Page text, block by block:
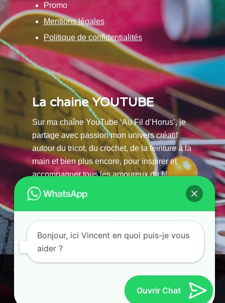
Promo
Mentions légales
Politique de confidentialités
La chaine YOUTUBE
Sur ma chaîne YouTube ‘Au Fil d’Horus’, je
partage avec passion mon univers créatif
autour du tricot, du crochet, de la teinture à la
main et bien plus encore, pour inspirer et
accompagner tous les amoureux du fil.
© 2025 AU FILS D’HORUS| All Rights Reserved |
Ce site utilise des cookies. En continuant à parcourir ce site, vous
acceptez leur utilisation.
Bonjour, ici Vincent en quoi puis-je vous
aider ?
Ouvrir Chat